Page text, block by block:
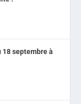
18 septembre à